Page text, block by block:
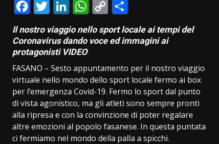
Facebook
Twitter
LinkedIn
WhatsApp
Copy
Link
Il nostro viaggio nello sport locale ai tempi del
Coronavirus dando voce ed immagini ai
protagonisti VIDEO
FASANO – Sesto appuntamento per il nostro viaggio
virtuale nello mondo dello sport locale fermo ai box
per l’emergenza Covid-19. Fermo lo sport dal punto
di vista agonistico, ma gli atleti sono sempre pronti
alla ripresa e con la convinzione di poter regalare
altre emozioni al popolo fasanese. In questa puntata
ci fermiamo nel mondo della palla a spicchi.